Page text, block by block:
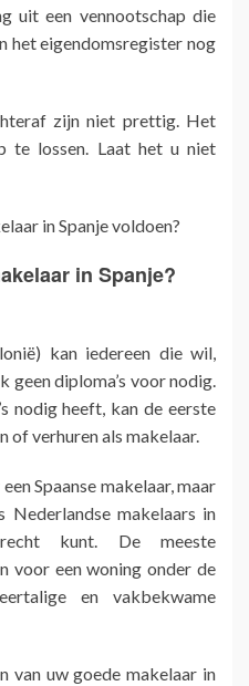
uit een vennootschap die
het eigendomsregister nog
zijn niet prettig. Het
te lossen. Laat het u niet
in Spanje voldoen?
in Spanje?
kan iedereen die wil,
geen diploma’s voor nodig.
nodig heeft, kan de eerste
of verhuren als makelaar.
Spaanse makelaar, maar
Nederlandse makelaars in
kunt. De meeste
voor een woning onder de
en vakbekwame
van uw goede makelaar in